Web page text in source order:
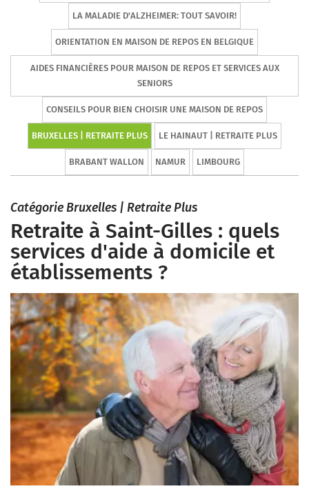
LA MALADIE D'ALZHEIMER: TOUT SAVOIR!
ORIENTATION EN MAISON DE REPOS EN BELGIQUE
AIDES FINANCIÈRES POUR MAISON DE REPOS ET SERVICES AUX
SENIORS
CONSEILS POUR BIEN CHOISIR UNE MAISON DE REPOS
BRUXELLES | RETRAITE PLUS LE HAINAUT | RETRAITE PLUS
BRABANT WALLON NAMUR LIMBOURG
Catégorie Bruxelles | Retraite Plus
Retraite à Saint-Gilles : quels
services d'aide à domicile et
établissements ?